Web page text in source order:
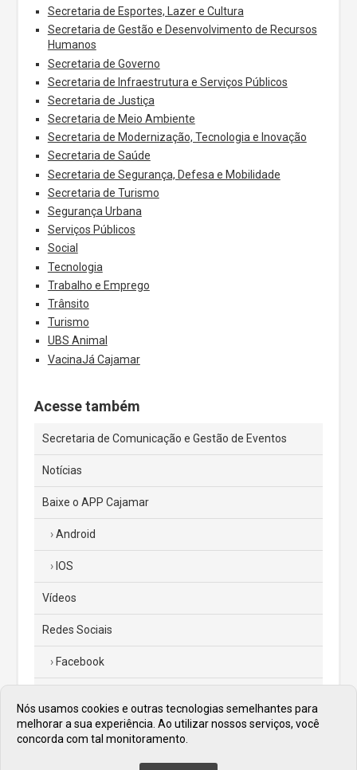
Secretaria de Esportes, Lazer e Cultura
Secretaria de Gestão e Desenvolvimento de Recursos
Humanos
Secretaria de Governo
Secretaria de Infraestrutura e Serviços Públicos
Secretaria de Justiça
Secretaria de Meio Ambiente
Secretaria de Modernização, Tecnologia e Inovação
Secretaria de Saúde
Secretaria de Segurança, Defesa e Mobilidade
Secretaria de Turismo
Segurança Urbana
Serviços Públicos
Social
Tecnologia
Trabalho e Emprego
Trânsito
Turismo
UBS Animal
VacinaJá Cajamar
Acesse também
Secretaria de Comunicação e Gestão de Eventos
Notícias
Baixe o APP Cajamar
Android
IOS
Vídeos
Redes Sociais
Facebook
Twitter
Nós usamos cookies e outras tecnologias semelhantes para
melhorar a sua experiência. Ao utilizar nossos serviços, você
concorda com tal monitoramento.